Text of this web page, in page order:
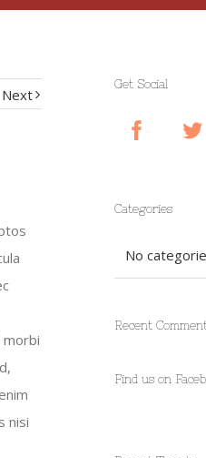
Next
morbi
nisi
Get Social
Categories
No
Recent
Find us on